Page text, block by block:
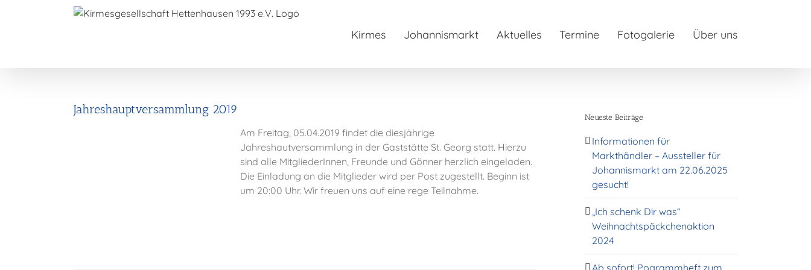
Kirmes Johannismarkt Aktuelles Termine Fotogalerie Über uns
Jahreshauptversammlung 2019
Am Freitag, 05.04.2019 findet die diesjährige
Jahreshautversammlung in der Gaststätte St. Georg statt. Hierzu
sind alle MitgliederInnen, Freunde und Gönner herzlich eingeladen.
Die Einladung an die Mitglieder wird per Post zugestellt. Beginn ist
um 20:00 Uhr. Wir freuen uns auf eine rege Teilnahme.
Neueste Beiträge
Informationen für
Markthändler – Aussteller für
Johannismarkt am 22.06.2025
gesucht!
„Ich schenk Dir was“
Weihnachtspäckchenaktion
2024
Ab sofort! Pogrammheft zum